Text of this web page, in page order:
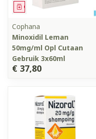
Geneesmiddel
Cophana
Minoxidil Leman
50mg/ml Opl Cutaan
Gebruik 3x60ml
€ 37,80